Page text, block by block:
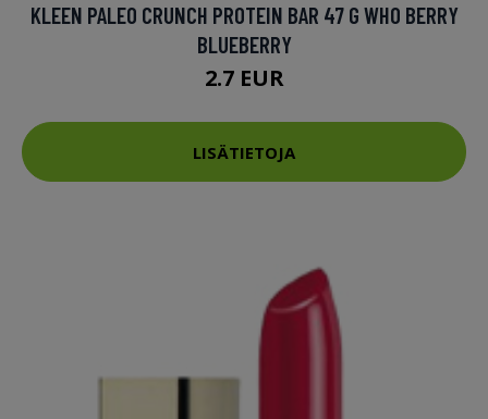
KLEEN PALEO CRUNCH PROTEIN BAR 47 G WHO BERRY
BLUEBERRY
2.7 EUR
LISÄTIETOJA